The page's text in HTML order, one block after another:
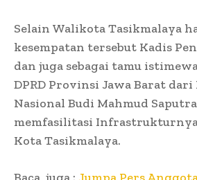
Selain Walikota Tasikmalaya
kesempatan tersebut Kadis
dan juga sebagai tamu
DPRD Provinsi Jawa Barat
Nasional Budi Mahmud
memfasilitasi
Kota Tasikmalaya.